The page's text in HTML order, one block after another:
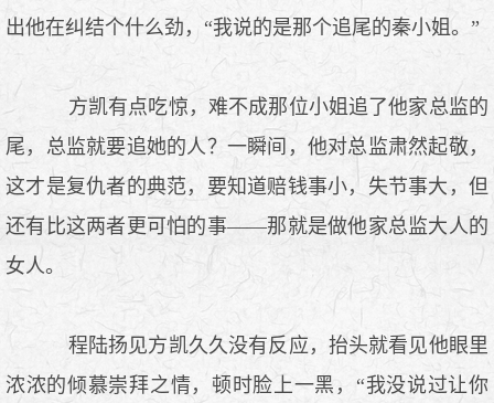
出他在纠结个什么劲，“我说的是那个追尾的秦小姐。”
方凯有点吃惊，难不成那位小姐追了他家总监的
尾，总监就要追她的人？一瞬间，他对总监肃然起敬，
这才是复仇者的典范，要知道赔钱事小，失节事大，但
还有比这两者更可怕的事——那就是做他家总监大人的
女人。
程陆扬见方凯久久没有反应，抬头就看见他眼里
浓浓的倾慕崇拜之情，顿时脸上一黑，“我没说过让你